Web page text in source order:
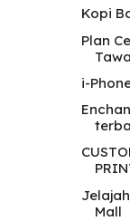
Kopi
Plan
i-
Mall